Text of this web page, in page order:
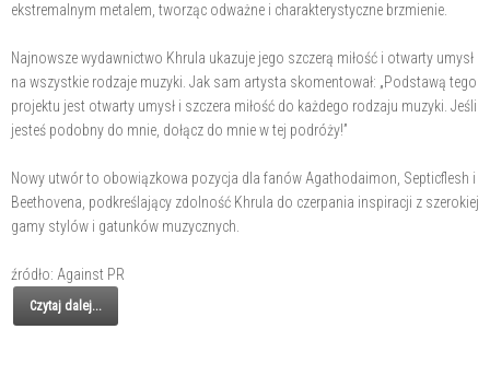
ekstremalnym metalem, tworząc odważne i charakterystyczne brzmienie.
Najnowsze wydawnictwo Khrula ukazuje jego szczerą miłość i otwarty umysł
na wszystkie rodzaje muzyki. Jak sam artysta skomentował: „Podstawą tego
projektu jest otwarty umysł i szczera miłość do każdego rodzaju muzyki. Jeśli
jesteś podobny do mnie, dołącz do mnie w tej podróży!”
Nowy utwór to obowiązkowa pozycja dla fanów Agathodaimon, Septicflesh i
Beethovena, podkreślający zdolność Khrula do czerpania inspiracji z szerokiej
gamy stylów i gatunków muzycznych.
źródło: Against PR
Czytaj dalej...